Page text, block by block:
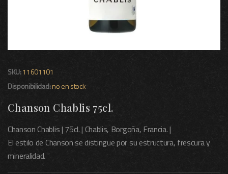
SKU:11601101
Disponibilidad:no en stock
Chanson Chablis 75cl.
Chanson Chablis | 75cl. | Chablis, Borgoña, Francia. |
El estilo de Chanson se distingue por su estructura, frescura y
mineralidad.